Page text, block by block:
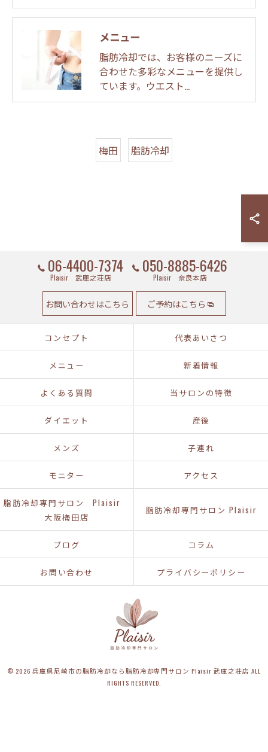
メニュー
脂肪冷却では、お客様のニーズに
合わせた多彩なメニューを提供し
ています。ウエスト…
梅田 脂肪冷却
06-4400-7374
Plaisir 武庫之荘店
050-8885-6426
Plaisir 奈良本店
お問い合わせはこちら ご予約はこちら
コンセプト 代表あいさつ
メニュー 新着情報
よくある質問 当サロンの特徴
ダイエット 産後
メンズ 子連れ
モニター アクセス
脂肪冷却専門サロン Plaisir
大阪梅田店
脂肪冷却専門サロン Plaisir
ブログ コラム
お問い合わせ プライバシーポリシー
© 2026 兵庫県尼崎市の脂肪冷却なら脂肪冷却専門サロン Plaisir 武庫之荘店 ALL
RIGHTS RESERVED.